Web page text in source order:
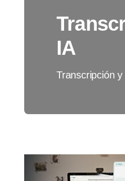
IA
Transcripción